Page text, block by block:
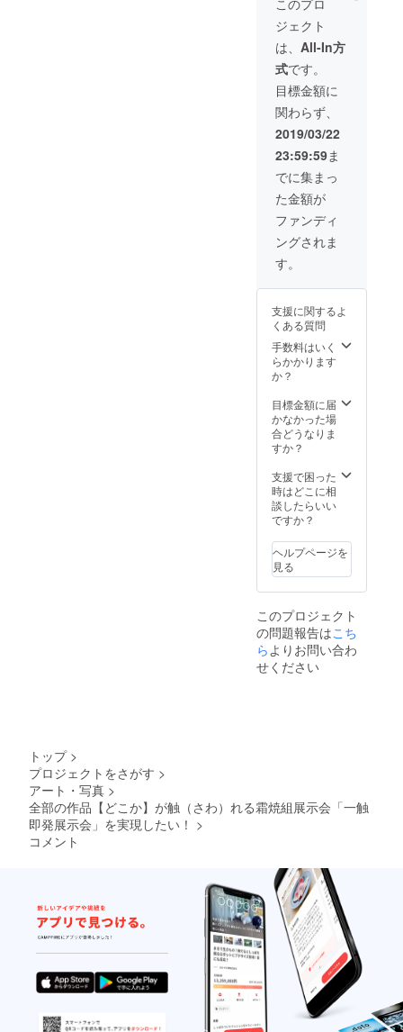
いては、支援
時、備考欄にご
希望のアーティ
スト名をご記入
ください。展示
会で作品を見て
から選んで頂く
場合はメールに
て確認させて頂
ジェクト
は、 All-In方
式です。
目標金額に
関わらず、
2019/03/22
23:59:59ま
でに集まっ
た金額が
ファンディ
ングされま
す。
支援に関するよ
くある質問
手数料はいく
らかかります
か？
目標金額に届
かなかった場
合どうなりま
すか？
支援で困った
時はどこに相
談したらいい
ですか？
ヘルプページを
見る
このプロジェクト
の問題報告はこち
ら よりお問い合わ
せください
トップ >
プロジェクトをさがす >
アート・写真 >
全部の作品【どこか】が触（さわ）れる霜焼組展示会「一触
即発展示会」を実現したい！ >
コメント